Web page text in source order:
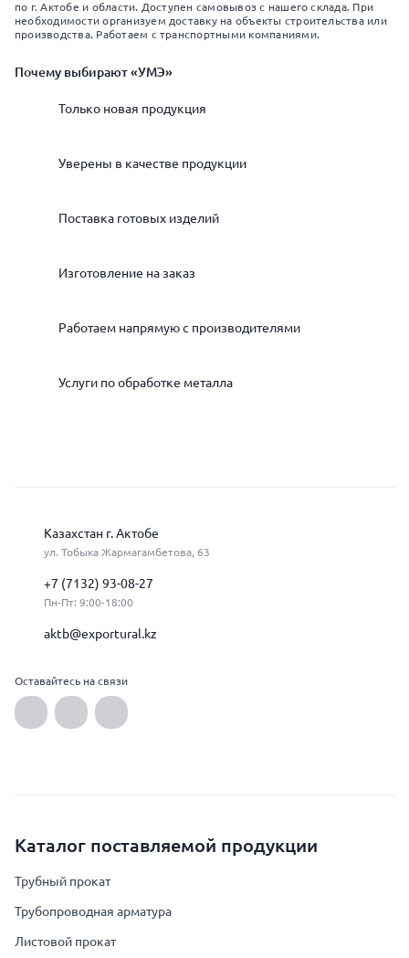
по г. Актобе и области. Доступен самовывоз с нашего склада. При
необходимости организуем доставку на объекты строительства или
производства. Работаем с транспортными компаниями.
Почему выбирают «УМЭ»
Только новая продукция
Уверены в качестве продукции
Поставка готовых изделий
Изготовление на заказ
Работаем напрямую с производителями
Услуги по обработке металла
Казахстан г. Актобе
ул. Тобыка Жармагамбетова, 63
+7 (7132) 93-08-27
Пн-Пт: 9:00-18:00
aktb@exportural.kz
Оставайтесь на связи
Каталог поставляемой продукции
Трубный прокат
Трубопроводная арматура
Листовой прокат